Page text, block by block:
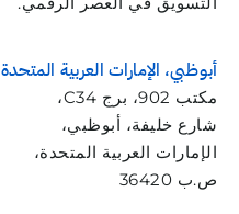
أبوظبي، الإمارات العربية المتحدة
مكتب 902، برج C34،
شارع خليفة، أبوظبي،
الإمارات العربية المتحدة،
ص.ب 36420